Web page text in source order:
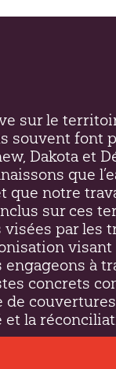
sur le
souvent
, Dakota et
que
que notre
sur ces
par les
à
concrets
de
et la